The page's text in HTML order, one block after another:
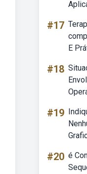
#17
E
#18
#19
#20 é